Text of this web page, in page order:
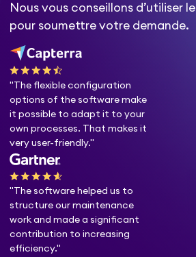
Nous vous conseillons d’utiliser le
pour soumettre votre demande.
"The flexible configuration
options of the software make
it possible to adapt it to your
own processes. That makes it
very user-friendly."
"The software helped us to
structure our maintenance
work and made a significant
contribution to increasing
efficiency."